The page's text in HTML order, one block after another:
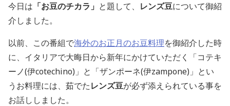
今日は 「お豆のチカラ」 と題して、 レンズ豆について御紹
介しました。
以前、この番組で海外のお正月のお豆料理を御紹介した時
に、イタリアで大晦日から新年にかけていただく「コテキ
ーノ(伊cotechino)」と「ザンポーネ(伊zampone)」とい
うお料理には、茹でたレンズ豆が必ず添えられている事を
お話ししました。